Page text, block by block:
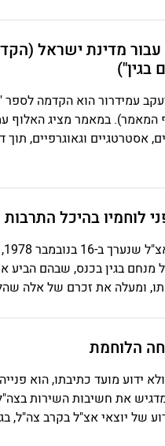
מדינת ישראל
עמידרור הוא הקדמה
המאמר). במאמר מציג האלוף
אסטרטגיים וגאוגרפיים,
בגין בכנס, שבהם הביע
ומעלה את זכרם של אלה
הלוחמת
ידוע מועד כתיבתו, הוא
את חשיבות השירות
של יוצאי אצ"ל בקרב צה"ל,